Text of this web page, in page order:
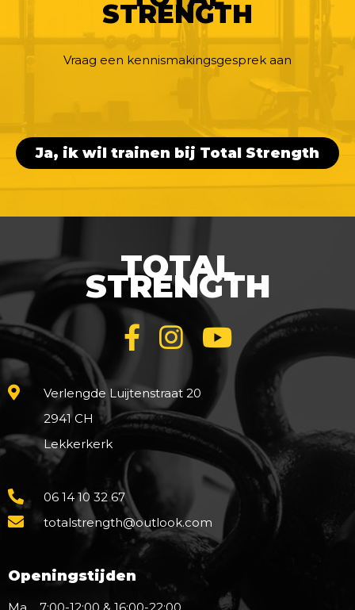
STRENGTH
Vraag een kennismakingsgesprek aan
Ja, ik wil trainen bij Total Strength
TOTAL
STRENGTH
Verlengde Luijtenstraat 20
2941 CH
Lekkerkerk
06 14 10 32 67
totalstrength@outlook.com
Openingstijden